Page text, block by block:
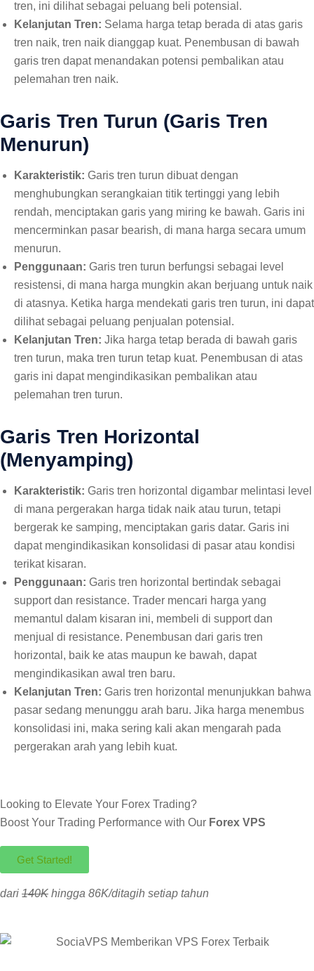
tren, ini dilihat sebagai peluang beli potensial.
Kelanjutan Tren: Selama harga tetap berada di atas garis
tren naik, tren naik dianggap kuat. Penembusan di bawah
garis tren dapat menandakan potensi pembalikan atau
pelemahan tren naik.
Garis Tren Turun (Garis Tren
Menurun)
Karakteristik: Garis tren turun dibuat dengan
menghubungkan serangkaian titik tertinggi yang lebih
rendah, menciptakan garis yang miring ke bawah. Garis ini
mencerminkan pasar bearish, di mana harga secara umum
menurun.
Penggunaan: Garis tren turun berfungsi sebagai level
resistensi, di mana harga mungkin akan berjuang untuk naik
di atasnya. Ketika harga mendekati garis tren turun, ini dapat
dilihat sebagai peluang penjualan potensial.
Kelanjutan Tren: Jika harga tetap berada di bawah garis
tren turun, maka tren turun tetap kuat. Penembusan di atas
garis ini dapat mengindikasikan pembalikan atau
pelemahan tren turun.
Garis Tren Horizontal
(Menyamping)
Karakteristik: Garis tren horizontal digambar melintasi level
di mana pergerakan harga tidak naik atau turun, tetapi
bergerak ke samping, menciptakan garis datar. Garis ini
dapat mengindikasikan konsolidasi di pasar atau kondisi
terikat kisaran.
Penggunaan: Garis tren horizontal bertindak sebagai
support dan resistance. Trader mencari harga yang
memantul dalam kisaran ini, membeli di support dan
menjual di resistance. Penembusan dari garis tren
horizontal, baik ke atas maupun ke bawah, dapat
mengindikasikan awal tren baru.
Kelanjutan Tren: Garis tren horizontal menunjukkan bahwa
pasar sedang menunggu arah baru. Jika harga menembus
konsolidasi ini, maka sering kali akan mengarah pada
pergerakan arah yang lebih kuat.
Looking to Elevate Your Forex Trading?
Boost Your Trading Performance with Our Forex VPS
Get Started!
dari 140K hingga 86K/ditagih setiap tahun